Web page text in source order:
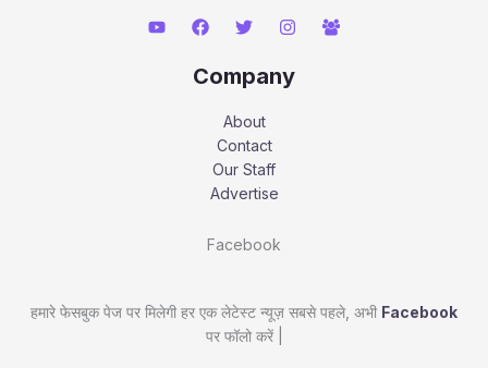
Company
About
Contact
Our Staff
Advertise
Facebook
हमारे फेसबुक पेज पर मिलेगी हर एक लेटेस्ट न्यूज़ सबसे पहले, अभी Facebook
पर फॉलो करें |